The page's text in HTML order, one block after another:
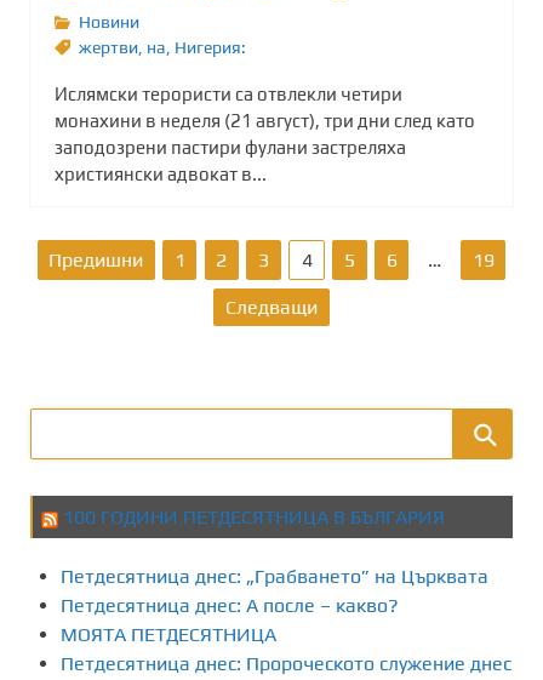
Новини
жертви на Нигерия:
Ислямски терористи са отвлекли четири
монахини в неделя (21 август), три дни след като
заподозрени пастири фулани застреляха
християнски адвокат в...
д
е
л
н
е
Предишни 1 2 3 4 5 6 … 19
Следващи
100 ГОДИНИ ПЕТДЕСЯТНИЦА В БЪЛГАРИЯ
Петдесятница днес: „Грабването” на Църквата
Петдесятница днес: А после – какво?
МОЯТА ПЕТДЕСЯТНИЦА
Петдесятница днес: Пророческото служение днес